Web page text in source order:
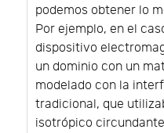
podemos obtener lo
Por ejemplo, en el
dispositivo
un dominio con un
modelado con la
tradicional, que
isotrópico